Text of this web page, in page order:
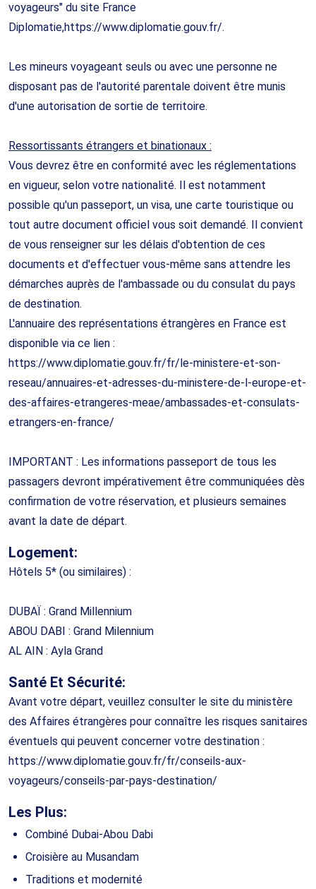
voyageurs" du site France
Diplomatie,https://www.diplomatie.gouv.fr/.
Les mineurs voyageant seuls ou avec une personne ne
disposant pas de l'autorité parentale doivent être munis
d'une autorisation de sortie de territoire.
Ressortissants étrangers et binationaux :
Vous devrez être en conformité avec les réglementations
en vigueur, selon votre nationalité. Il est notamment
possible qu'un passeport, un visa, une carte touristique ou
tout autre document officiel vous soit demandé. Il convient
de vous renseigner sur les délais d'obtention de ces
documents et d'effectuer vous-même sans attendre les
démarches auprès de l'ambassade ou du consulat du pays
de destination.
L'annuaire des représentations étrangères en France est
disponible via ce lien :
https://www.diplomatie.gouv.fr/fr/le-ministere-et-son-
reseau/annuaires-et-adresses-du-ministere-de-l-europe-et-
des-affaires-etrangeres-meae/ambassades-et-consulats-
etrangers-en-france/
IMPORTANT : Les informations passeport de tous les
passagers devront impérativement être communiquées dès
confirmation de votre réservation, et plusieurs semaines
avant la date de départ.
Logement:
Hôtels 5* (ou similaires) :
DUBAÏ : Grand Millennium
ABOU DABI : Grand Milennium
AL AIN : Ayla Grand
Santé Et Sécurité:
Avant votre départ, veuillez consulter le site du ministère
des Affaires étrangères pour connaître les risques sanitaires
éventuels qui peuvent concerner votre destination :
https://www.diplomatie.gouv.fr/fr/conseils-aux-
voyageurs/conseils-par-pays-destination/
Les Plus:
Combiné Dubai-Abou Dabi
Croisière au Musandam
Traditions et modernité